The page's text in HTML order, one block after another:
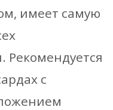
имеет самую
Рекомендуется
с